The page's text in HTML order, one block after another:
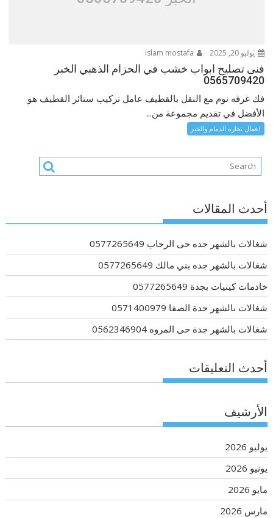
يوليو 20, 2025
فنى تصليح ابواب خشب في الحزام الذهبي الخبر
0565709420
فك غرفه نوم مع النقل بالقطيف عامل تركيب ستائر القطيف هو
الأفضل في تقديم مجموعة من...
اعمال نجاره الدمام والخبر
أحدث المقالات
شغالات بالشهر جده حى الرحاب 0577265649
شغالات بالشهر جده بني مالك 0577265649
خادمات كينيات بجدة 0577265649
شغالات بالشهر جدة الصفا 0571400979
شغالات بالشهر جدة حى المروه 0562346904
أحدث التعليقات
الأرشيف
يوليو 2026
يونيو 2026
مايو 2026
مارس 2026